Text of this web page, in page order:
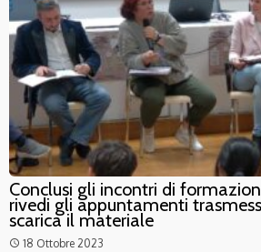
Conclusi gli incontri di
rivedi gli appuntamenti
scarica il materiale
access_time 18 Ottobre 2023